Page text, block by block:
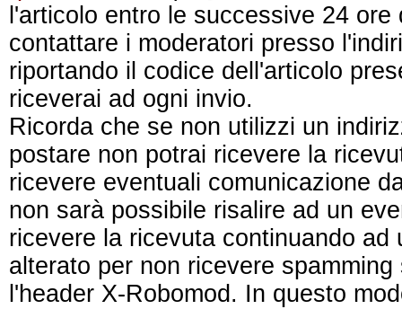
l'articolo entro le successive 24
contattare i moderatori presso
riportando il codice dell'articolo
riceverai ad ogni invio.
Ricorda che se non utilizzi un
postare non potrai ricevere la
ricevere eventuali comunicazione
non sarà possibile risalire ad un
ricevere la ricevuta continuando ad
alterato per non ricevere
l'header X-Robomod. In questo